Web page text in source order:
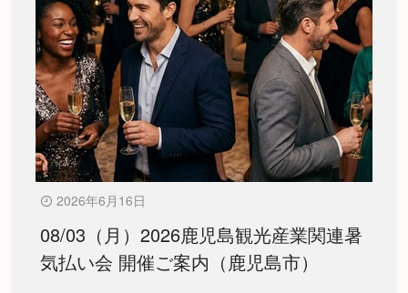
2026年6月16日
08/03（月）2026鹿児島観光産業関連暑
気払い会 開催ご案内（鹿児島市）